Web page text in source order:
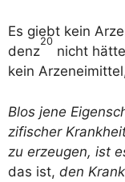
Es gie­bt kein
denz
20
nicht
kein
Blos jene
zi­fi­scher
zu erzeu­gen, ist
das ist, den